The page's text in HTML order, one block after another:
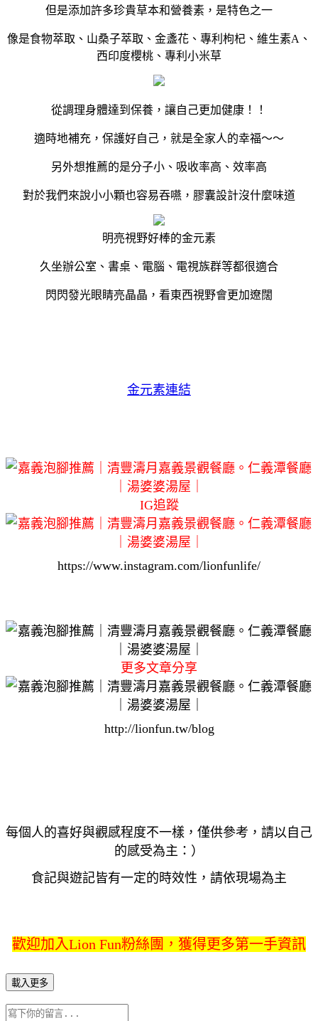
但是添加許多珍貴草本和營養素，是特色之一
像是食物萃取、山桑子萃取、金盞花、專利枸杞、維生素A、
西印度櫻桃、專利小米草
從調理身體達到保養，讓自己更加健康！！
適時地補充，保護好自己，就是全家人的幸福～～
另外想推薦的是分子小、吸收率高、效率高
對於我們來說小小顆也容易吞嚥，膠囊設計沒什麼味道
明亮視野好棒的金元素
久坐辦公室、書桌、電腦、電視族群等都很適合
閃閃發光眼睛亮晶晶，看東西視野會更加遼闊
金元素連結
IG追蹤
https://www.instagram.com/lionfunlife/
更多文章分享
http://lionfun.tw/blog
每個人的喜好與觀感程度不一樣，僅供參考，請以自己
的感受為主：）
食記與遊記皆有一定的時效性，請依現場為主
歡迎加入Lion Fun粉絲團，獲得更多第一手資訊
載入更多